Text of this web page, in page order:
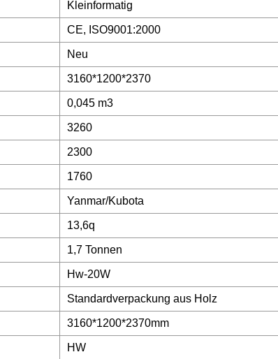
Kleinformatig
CE, ISO9001:2000
Neu
3160*1200*2370
0,045 m3
3260
2300
1760
Yanmar/Kubota
13,6q
1,7 Tonnen
Hw-20W
Standardverpackung aus Holz
3160*1200*2370mm
HW